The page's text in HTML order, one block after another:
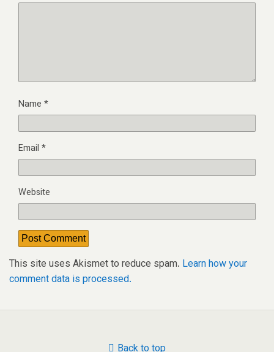
Name *
Email *
Website
This site uses Akismet to reduce spam. Learn how your
comment data is processed.